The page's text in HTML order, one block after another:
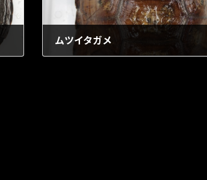
ムツイタガメ